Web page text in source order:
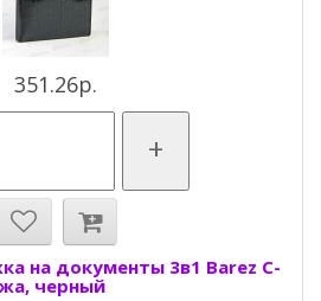
351.26р.
+
на документы 3в1 Barez C-
черный